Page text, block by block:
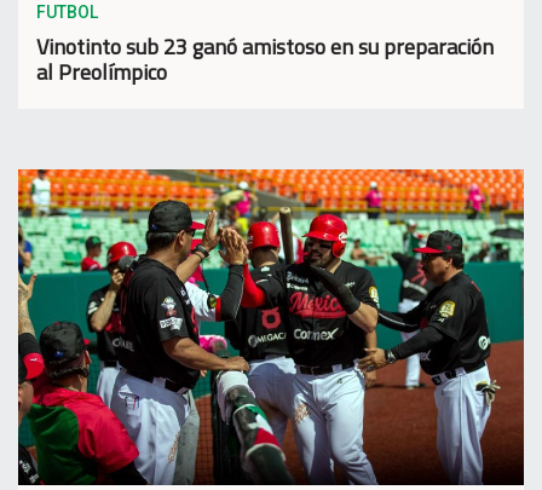
FUTBOL
Vinotinto sub 23 ganó amistoso en su preparación
al Preolímpico